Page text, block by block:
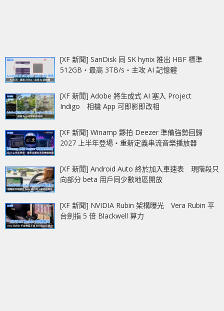
[XF 新聞] SanDisk 同 SK hynix 推出 HBF 標準
512GB‧最高 3TB/s‧主攻 AI 記憶體
[XF 新聞] Adobe 將生成式 AI 塞入 Project
Indigo 相機 App 可即影即改相
[XF 新聞] Winamp 夥拍 Deezer 準備強勢回歸
2027 上半年登場‧重新定義串流音樂播放器
[XF 新聞] Android Auto 終於加入車速表 現階段只
向部分 beta 用戶同少數地區開放
[XF 新聞] NVIDIA Rubin 架構曝光 Vera Rubin 平
台劍指 5 倍 Blackwell 算力